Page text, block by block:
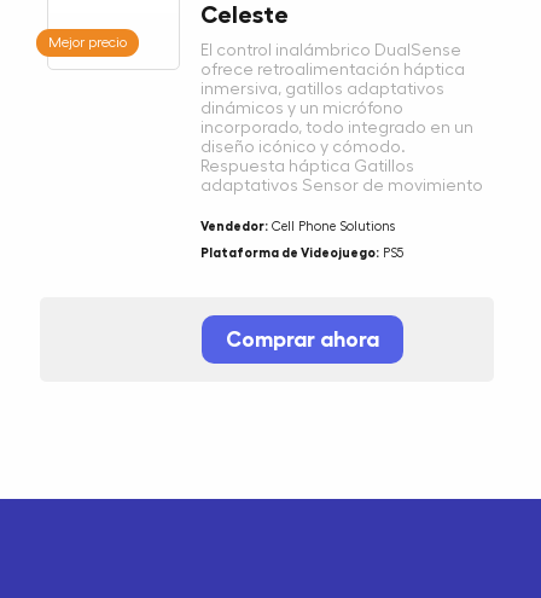
Mejor precio
Celeste
El control inalámbrico DualSense
ofrece retroalimentación háptica
inmersiva, gatillos adaptativos
dinámicos y un micrófono
incorporado, todo integrado en un
diseño icónico y cómodo.
Respuesta háptica Gatillos
adaptativos Sensor de movimiento
Vendedor: Cell Phone Solutions
Plataforma de Videojuego: PS5
Comprar ahora